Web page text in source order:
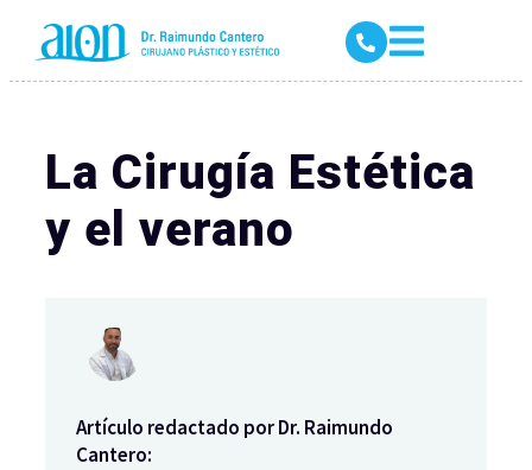
La Cirugía Estética
y el verano
Artículo redactado por Dr. Raimundo
Cantero: